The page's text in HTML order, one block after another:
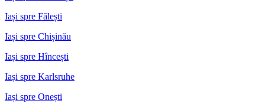
Iași spre Fălești
Iași spre Chișinău
Iași spre Hîncești
Iași spre Karlsruhe
Iași spre Onești